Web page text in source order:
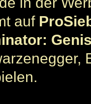
auf